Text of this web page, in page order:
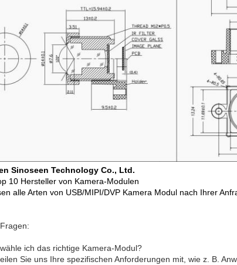
Sinoseen Technology Co., Ltd.
10 Hersteller von Kamera-Modulen
alle Arten von USB/MIPI/DVP Kamera Modul nach Ihrer
ich das richtige Kamera-Modul?
Sie uns Ihre spezifischen Anforderungen mit, wie z. B.